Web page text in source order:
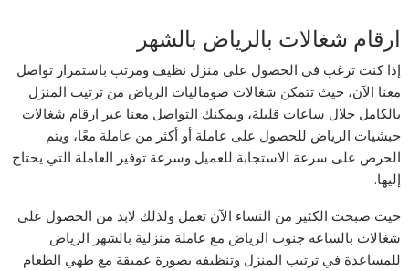
ارقام شغالات بالرياض بالشهر
إذا كنت ترغب في الحصول على منزل نظيف ومرتب باستمرار تواصل
معنا الآن، حيث تتمكن شغالات صوماليات الرياض من ترتيب المنزل
بالكامل خلال ساعات قليلة، ويمكنك التواصل معنا عبر ارقام شغالات
حبشيات الرياض للحصول على عاملة أو أكثر من عاملة معًا، ويتم
الحرص على سرعة الاستجابة للعميل وسرعة توفير العاملة التي يحتاج
إليها.
حيث صبحت الكثير من النساء الآن تعمل ولذلك لابد من الحصول على
شغالات بالساعه جنوب الرياض مع عاملة منزلية بالشهر الرياض
للمساعدة في ترتيب المنزل وتنظيفه بصورة عميقة مع طهي الطعام